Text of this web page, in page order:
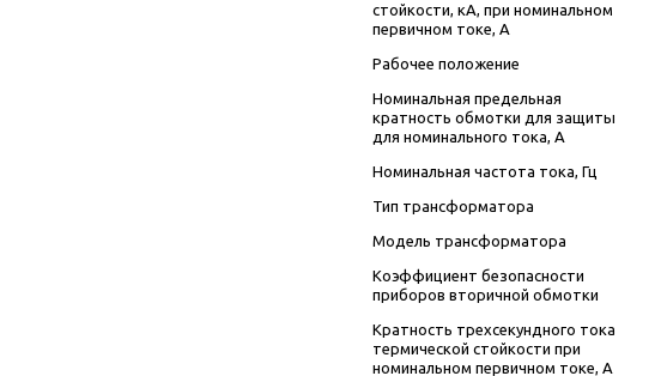
стойкости, кА, при номинальном
первичном токе, А
Рабочее положение
Номинальная предельная
кратность обмотки для защиты
для номинального тока, А
Номинальная частота тока, Гц
Тип трансформатора
Модель трансформатора
Коэффициент безопасности
приборов вторичной обмотки
Кратность трехсекундного тока
термической стойкости при
номинальном первичном токе, А